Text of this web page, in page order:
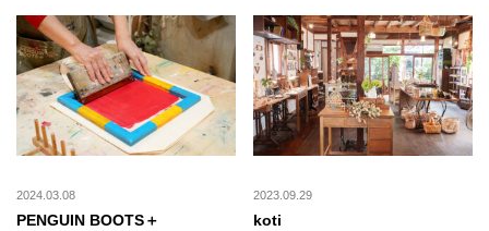
2024.03.08
PENGUIN BOOTS＋
2023.09.29
koti